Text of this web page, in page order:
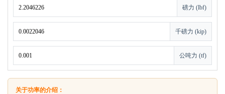
磅力 (lbf)
千磅力 (kip)
公吨力 (tf)
关于功率的介绍：